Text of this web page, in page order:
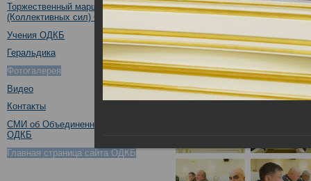
Торжественный марш Войск
(Коллективных сил) ОДКБ
Учения ОДКБ
Геральдика
Фотогалерея
Видео
Контакты
СМИ об Объединенном штабе
ОДКБ
Главная страница сайта ОДКБ